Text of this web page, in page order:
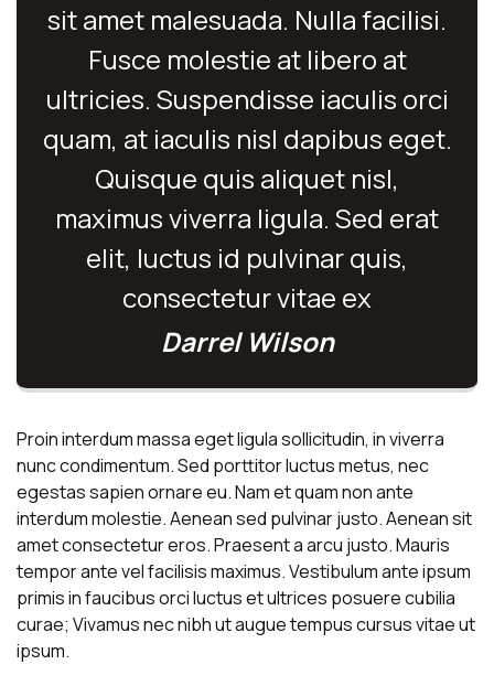
sit amet malesuada. Nulla facilisi.
Fusce molestie at libero at
ultricies. Suspendisse iaculis orci
quam, at iaculis nisl dapibus eget.
Quisque quis aliquet nisl,
maximus viverra ligula. Sed erat
elit, luctus id pulvinar quis,
consectetur vitae ex
Darrel Wilson
Proin interdum massa eget ligula sollicitudin, in viverra
nunc condimentum. Sed porttitor luctus metus, nec
egestas sapien ornare eu. Nam et quam non ante
interdum molestie. Aenean sed pulvinar justo. Aenean sit
amet consectetur eros. Praesent a arcu justo. Mauris
tempor ante vel facilisis maximus. Vestibulum ante ipsum
primis in faucibus orci luctus et ultrices posuere cubilia
curae; Vivamus nec nibh ut augue tempus cursus vitae ut
ipsum.